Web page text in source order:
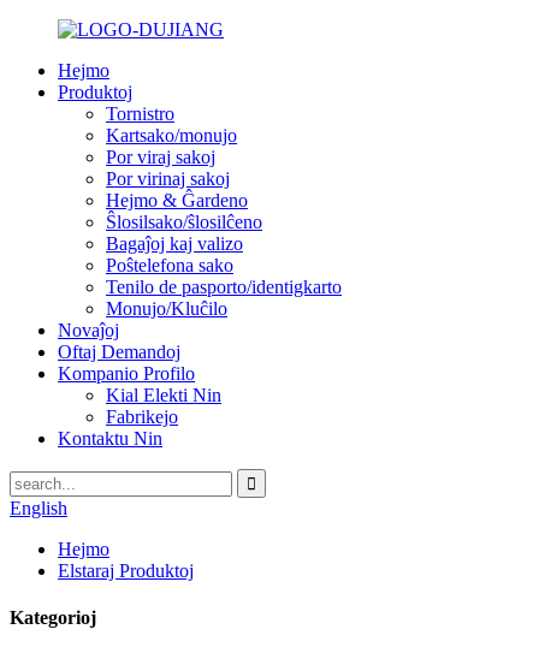
Hejmo
Produktoj
Tornistro
Kartsako/monujo
Por viraj sakoj
Por virinaj sakoj
Hejmo & Ĝardeno
Ŝlosilsako/ŝlosilĉeno
Bagaĵoj kaj valizo
Poŝtelefona sako
Tenilo de pasporto/identigkarto
Monujo/Kluĉilo
Novaĵoj
Oftaj Demandoj
Kompanio Profilo
Kial Elekti Nin
Fabrikejo
Kontaktu Nin
English
Hejmo
Elstaraj Produktoj
Kategorioj